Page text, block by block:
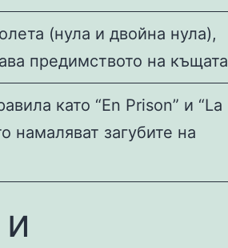
(нула и двойна нула),
предимството на къщата
като “En Prison” и “La
намаляват загубите на